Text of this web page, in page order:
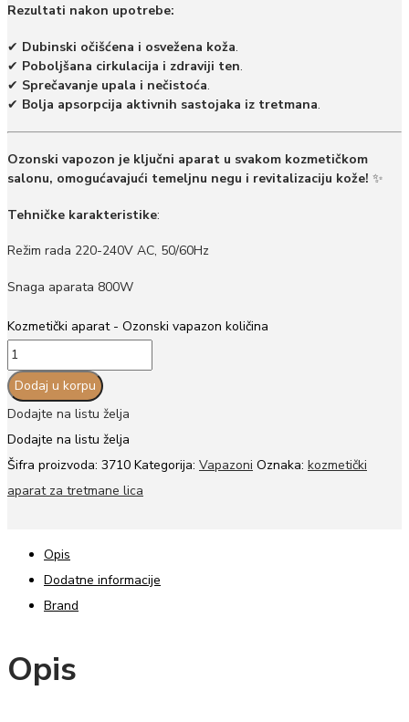
Rezultati nakon upotrebe:
✔ Dubinski očišćena i osvežena koža.
✔ Poboljšana cirkulacija i zdraviji ten.
✔ Sprečavanje upala i nečistoća.
✔ Bolja apsorpcija aktivnih sastojaka iz tretmana.
Ozonski vapozon je ključni aparat u svakom kozmetičkom
salonu, omogućavajući temeljnu negu i revitalizaciju kože! ✨
Tehničke karakteristike:
Režim rada 220-240V AC, 50/60Hz
Snaga aparata 800W
Kozmetički aparat - Ozonski vapazon količina
Dodaj u korpu
Dodajte na listu želja
Dodajte na listu želja
Šifra proizvoda: 3710 Kategorija: Vapazoni Oznaka: kozmetički
aparat za tretmane lica
Opis
Dodatne informacije
Brand
Opis